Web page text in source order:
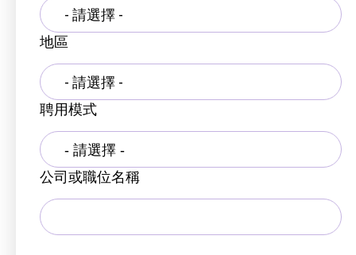
- 請選擇 -
地區
- 請選擇 -
聘用模式
公司或職位名稱